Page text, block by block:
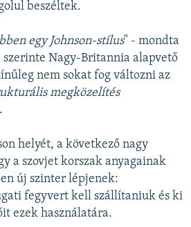
beszéltek.
egy Johnson-stílus" - mondta
szerinte Nagy-Britannia alapvető
nem sokat fog változni az
megközelítés
helyét, a következő nagy
a szovjet korszak anyagainak
új szinter lépjenek:
fegyvert kell szállítaniuk és ki
ezek használatára.